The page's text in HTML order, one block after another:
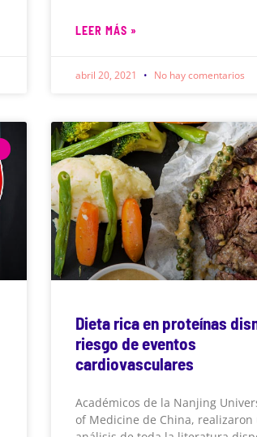
LEER MÁS »
abril 20, 2021 No hay comentarios
Dieta rica en proteínas
riesgo de eventos
cardiovasculares
Académicos de la Nanjing
of Medicine de China, realizaron